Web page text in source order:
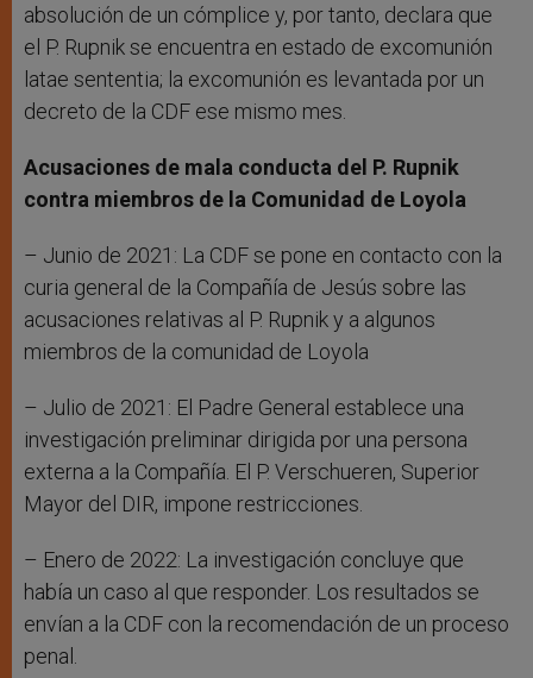
absolución de un cómplice y, por tanto, declara que
el P. Rupnik se encuentra en estado de excomunión
latae sententia; la excomunión es levantada por un
decreto de la CDF ese mismo mes.
Acusaciones de mala conducta del P. Rupnik
contra miembros de la Comunidad de Loyola
– Junio de 2021: La CDF se pone en contacto con la
curia general de la Compañía de Jesús sobre las
acusaciones relativas al P. Rupnik y a algunos
miembros de la comunidad de Loyola
– Julio de 2021: El Padre General establece una
investigación preliminar dirigida por una persona
externa a la Compañía. El P. Verschueren, Superior
Mayor del DIR, impone restricciones.
– Enero de 2022: La investigación concluye que
había un caso al que responder. Los resultados se
envían a la CDF con la recomendación de un proceso
penal.